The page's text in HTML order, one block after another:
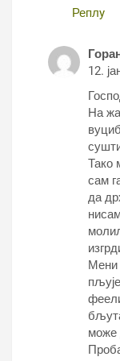
Реплy
12.
На
Тако
сам
да
Мени
може